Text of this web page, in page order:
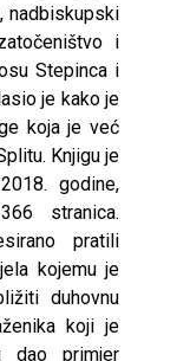
nadbiskupski
i
Stepinca i
je kako je
koja je već
Knjigu je
godine,
stranica.
pratili
kojemu je
duhovnu
koji je
dao primjer